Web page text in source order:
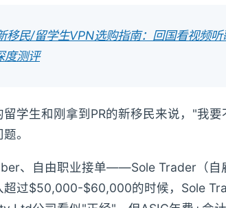
移民/留学生VPN选购指南：回国看视频
测评
留学生和刚拿到PR的新移民来说，"我
。
、自由职业接单——Sole Trader（自
超过$50,000-$60,000的时候，Sole